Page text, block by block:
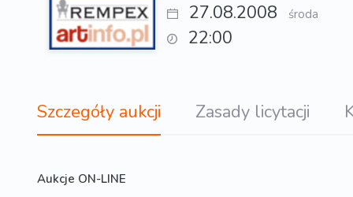
27.08.2008 środa
22:00
Szczegóły aukcji Zasady licytacji
Aukcje ON-LINE